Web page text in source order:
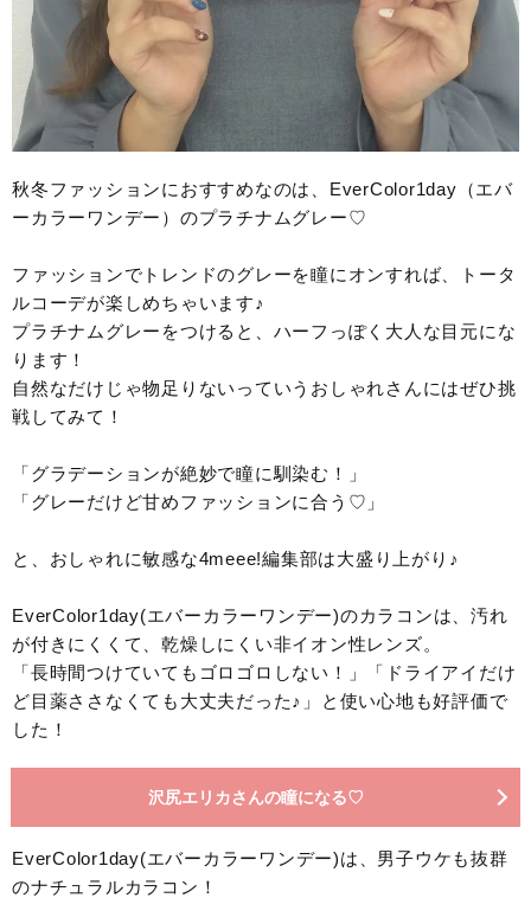
秋冬ファッションにおすすめなのは、EverColor1day（エバ
ーカラーワンデー）のプラチナムグレー♡
ファッションでトレンドのグレーを瞳にオンすれば、トータ
ルコーデが楽しめちゃいます♪
プラチナムグレーをつけると、ハーフっぽく大人な目元にな
ります！
自然なだけじゃ物足りないっていうおしゃれさんにはぜひ挑
戦してみて！
「グラデーションが絶妙で瞳に馴染む！」
「グレーだけど甘めファッションに合う♡」
と、おしゃれに敏感な4meee!編集部は大盛り上がり♪
EverColor1day(エバーカラーワンデー)のカラコンは、汚れ
が付きにくくて、乾燥しにくい非イオン性レンズ。
「長時間つけていてもゴロゴロしない！」「ドライアイだけ
ど目薬ささなくても大丈夫だった♪」と使い心地も好評価で
した！
沢尻エリカさんの瞳になる♡
EverColor1day(エバーカラーワンデー)は、男子ウケも抜群
のナチュラルカラコン！